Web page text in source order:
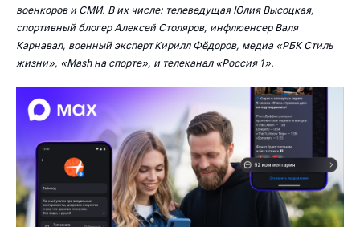
военкоров и СМИ. В их числе: телеведущая Юлия Высоцкая,
спортивный блогер Алексей Столяров, инфлюенсер Валя
Карнавал, военный эксперт Кирилл Фёдоров, медиа «РБК Стиль
жизни», «Mash на спорте», и телеканал «Россия 1».